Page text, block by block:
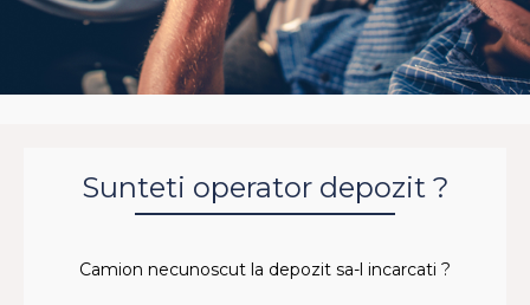
Sunteti operator depozit ?
Camion necunoscut la depozit sa-l incarcati ?